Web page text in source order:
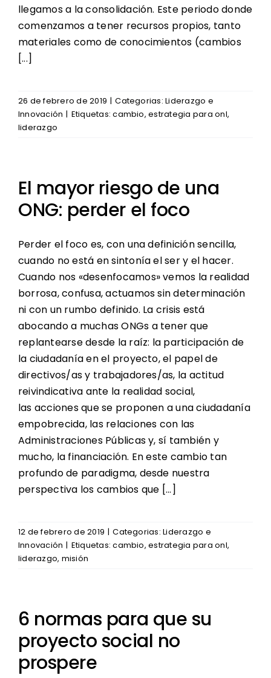
llegamos a la consolidación. Este periodo donde
comenzamos a tener recursos propios, tanto
materiales como de conocimientos (cambios
[...]
26 de febrero de 2019 | Categorias:Liderazgo e
Innovación | Etiquetas:cambio,estrategia para onl,
liderazgo
El mayor riesgo de una
ONG: perder el foco
Perder el foco es, con una definición sencilla,
cuando no está en sintonía el ser y el hacer.
Cuando nos «desenfocamos» vemos la realidad
borrosa, confusa, actuamos sin determinación
ni con un rumbo definido. La crisis está
abocando a muchas ONGs a tener que
replantearse desde la raíz: la participación de
la ciudadanía en el proyecto, el papel de
directivos/as y trabajadores/as, la actitud
reivindicativa ante la realidad social,
las acciones que se proponen a una ciudadanía
empobrecida, las relaciones con las
Administraciones Públicas y, sí también y
mucho, la financiación. En este cambio tan
profundo de paradigma, desde nuestra
perspectiva los cambios que [...]
12 de febrero de 2019 | Categorias:Liderazgo e
Innovación | Etiquetas:cambio,estrategia para onl,
liderazgo, misión
6 normas para que su
proyecto social no
prospere